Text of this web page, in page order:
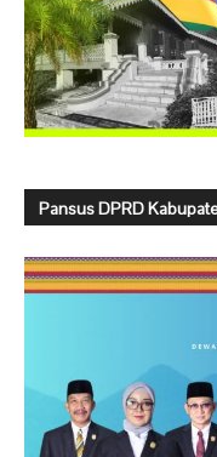
Pansus DPRD